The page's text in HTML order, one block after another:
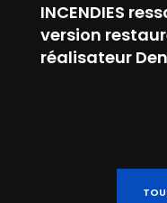
INCENDIES
version
réalisateur